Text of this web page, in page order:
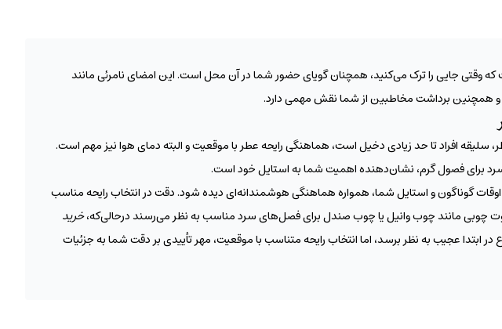
وقتی جایی را ترک می‌کنید، همچنان گویای حضور شما در آن محل است. این امضای نامرئی مانند
همچنین برداشت مخاطبین از شما نقش مهمی دارد.
افراد تا حد زیادی دخیل است، هماهنگی رایحه عطر با موقعیت و البته دمای هوا نیز مهم است.
سرد برای فصول گرم، نشان‌دهنده اهمیت شما به استایل خود است.
گوناگون و استایل شما، همواره هماهنگی هوشمندانه‌ای دیده شود. دقت در انتخاب رایحه مناسب
چوبی مانند چوب وانیل یا چوب صندل برای فصل‌های سرد مناسب به نظر می‌رسند درحالی‌که،خرید
ابتدا عجیب به نظر برسد، اما انتخاب رایحه متناسب با موقعیت، مهر تأییدی بر دقت شما به جزئیات